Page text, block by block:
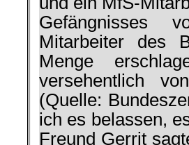
Gefängnisses
Mitarbeiter des
Menge
versehentlich
(Quelle:
ich es belassen,
Freund Gerrit